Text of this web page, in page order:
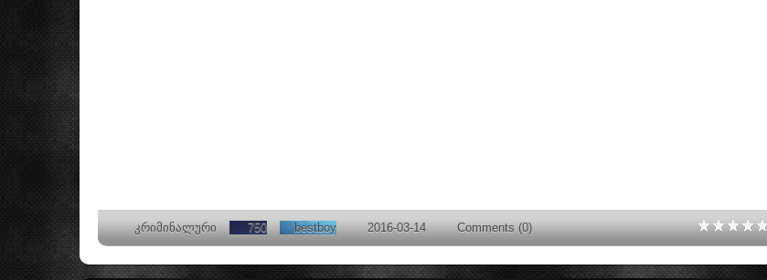
კრიმინალური 750 bestboy 2016-03-14 Comments (0)